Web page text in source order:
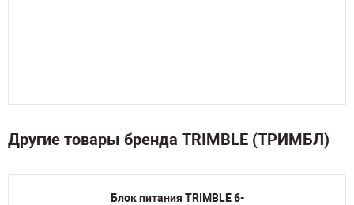
Другие товары бренда TRIMBLE (ТРИМБЛ)
Блок питания TRIMBLE 6-